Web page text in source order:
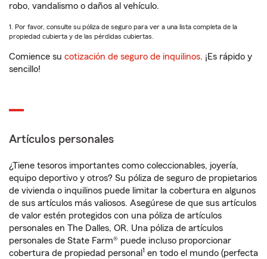
robo, vandalismo o daños al vehículo.
1. Por favor, consulte su póliza de seguro para ver a una lista completa de la
propiedad cubierta y de las pérdidas cubiertas.
Comience su cotización de seguro de inquilinos. ¡Es rápido y
sencillo!
Artículos personales
¿Tiene tesoros importantes como coleccionables, joyería,
equipo deportivo y otros? Su póliza de seguro de propietarios
de vivienda o inquilinos puede limitar la cobertura en algunos
de sus artículos más valiosos. Asegúrese de que sus artículos
de valor estén protegidos con una póliza de artículos
personales en The Dalles, OR. Una póliza de artículos
personales de State Farm® puede incluso proporcionar
cobertura de propiedad personal 1 en todo el mundo (perfecta